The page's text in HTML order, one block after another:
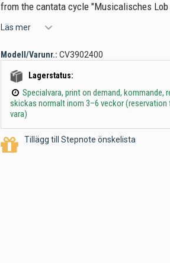
from the cantata cycle "Musicalisches Lob
Läs mer
Modell/Varunr.: CV3902400
Lagerstatus:
Specialvara, print on demand, kommande,
skickas normalt inom 3–6 veckor (reservation
vara)
Tillägg till Stepnote önskelista